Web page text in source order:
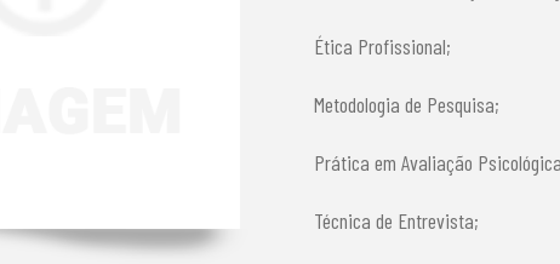
Ética Profissional;
Metodologia de Pesquisa;
Prática em Avaliação
Técnica de Entrevista;